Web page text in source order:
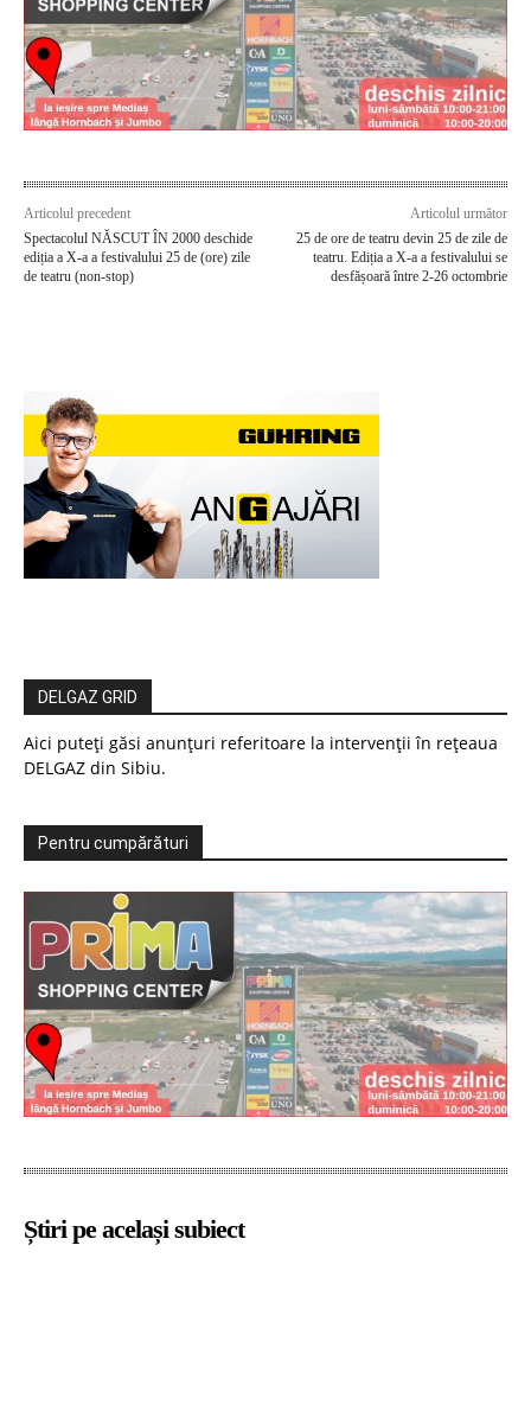
Articolul precedent
Spectacolul NĂSCUT ÎN 2000 deschide
ediția a X-a a festivalului 25 de (ore) zile
de teatru (non-stop)
Articolul următor
25 de ore de teatru devin 25 de zile de
teatru. Ediția a X-a a festivalului se
desfășoară între 2-26 octombrie
DELGAZ GRID
Aici puteți găsi anunțuri referitoare la intervenții în rețeaua
DELGAZ din Sibiu.
Pentru cumpărături
Știri pe același subiect